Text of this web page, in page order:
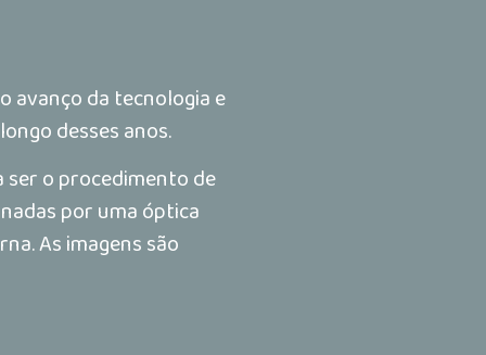
avanço da tecnologia e
desses anos.
ser o procedimento de
por uma óptica
As imagens são